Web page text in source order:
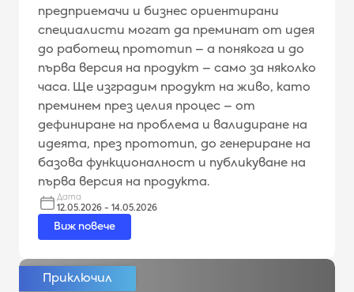
предприемачи и бизнес ориентирани
специалисти могат да преминат от идея
до работещ прототип – а понякога и до
първа версия на продукт – само за няколко
часа. Ще изградим продукт на живо, като
преминем през целия процес – от
дефиниране на проблема и валидиране на
идеята, през прототип, до генериране на
базова функционалност и публикуване на
първа версия на продукта.
Дата
12.05.2026 - 14.05.2026
Виж повече